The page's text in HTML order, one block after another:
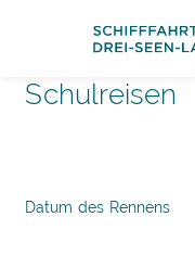
Schulreisen
Datum des Rennens